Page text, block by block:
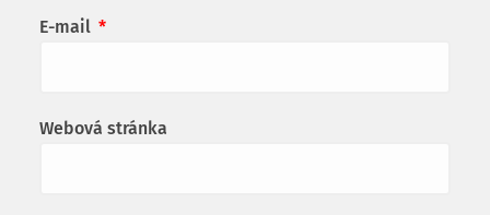
E-mail *
Webová stránka